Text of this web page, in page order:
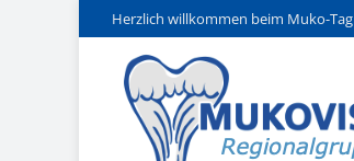
Herzlich willkommen beim Muko-Tag